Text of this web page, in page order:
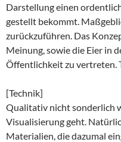
Darstellung einen
gestellt bekommt.
zurückzuführen. Das
Meinung, sowie die Eier in
Öffentlichkeit zu vertreten.
[Technik]
Qualitativ nicht sonderlich
Visualisierung geht.
Materialien, die dazumal